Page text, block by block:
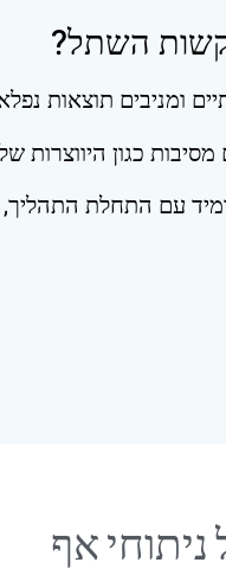
השתל?
ומניבים
כגון
עם התחלת
אף